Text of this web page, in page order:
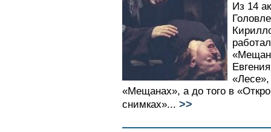
Из 14
«Мещанах», а до того в
снимках»... >>